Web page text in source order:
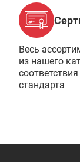
Весь
из нашего
стандарта